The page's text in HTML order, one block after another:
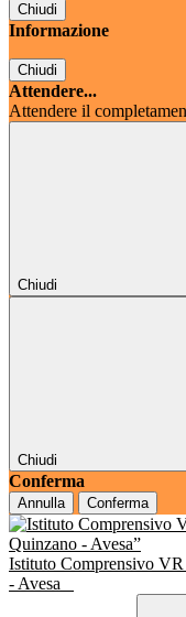
Chiudi
Informazione
Chiudi
Attendere...
Attendere il
Chiudi
Chiudi
Conferma
Annulla Conferma
Istituto Comprensivo
- Avesa